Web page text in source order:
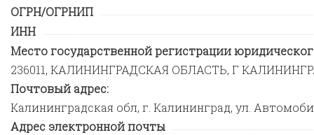
ОГРН/ОГРНИП
ИНН
Место государственной регистрации
236011, КАЛИНИНГРАДСКАЯ ОБЛАСТЬ, Г
Почтовый адрес:
Калининградская обл, г. Калининград, ул.
Адрес электронной почты